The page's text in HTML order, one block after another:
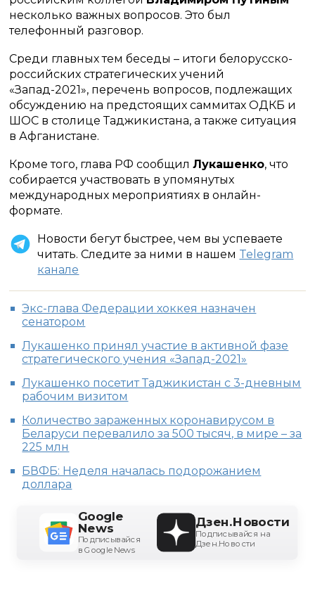
несколько важных вопросов. Это был
телефонный разговор.
Среди главных тем беседы – итоги белорусско-
российских стратегических учений
«Запад-2021», перечень вопросов, подлежащих
обсуждению на предстоящих саммитах ОДКБ и
ШОС в столице Таджикистана, а также ситуация
в Афганистане.
Кроме того, глава РФ сообщилЛукашенко, что
собирается участвовать в упомянутых
международных мероприятиях в онлайн-
формате.
Новости бегут быстрее, чем вы успеваете
читать. Следите за ними в нашем Telegram
канале
Экс-глава Федерации хоккея назначен
сенатором
Лукашенко принял участие в активной фазе
стратегического учения «Запад-2021»
Лукашенко посетит Таджикистан с 3-дневным
рабочим визитом
Количество зараженных коронавирусом в
Беларуси перевалило за 500 тысяч, в мире – за
225 млн
БВФБ: Неделя началась подорожанием
доллара
Google
News
Подписывайся
в Google News
Дзен.Новости
Подписывайся на
Дзен.Новости